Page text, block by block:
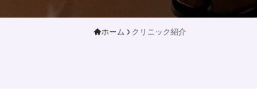
ホーム クリニック紹介